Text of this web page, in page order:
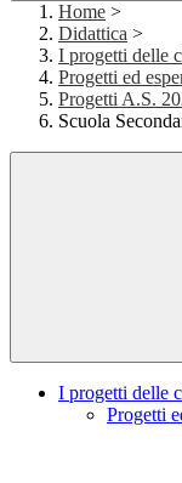
Home >
Didattica >
I progetti delle
Progetti ed
Progetti A.S.
Scuola
I progetti delle
Progetti